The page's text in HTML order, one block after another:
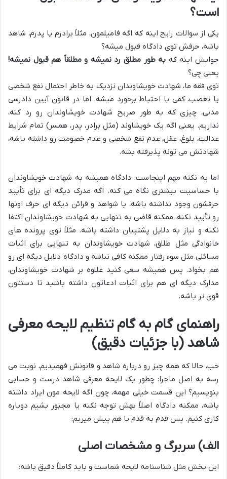
است؟
یکی از سوالات رایج اینه که اگه فامیلمون، مثلاً برادرم یا پدرم، شاهد
باشه، حرفش توی دادگاه قبول میشه؟
جوابش اینه که به طور مطلق رد نمیشه و مطلقاً هم قبول نمیشه!
یعنی چی؟
توی فقه ما، شهادت خویشاوندان نزدیک به خاطر احتمال نفع شخصی
یا تعصب، کمی با احتیاط برخورد میشه. اما در قانون آیین دادرسی
مدنی، چیزی که به طور صریح شهادت خویشاوندان رو رد کنه،
نداریم. یعنی اگه یک خویشاوند (مثل برادر، پدر، همسر) تمام شرایط
عدالت، بلوغ، عقل، عدم نفع شخصی و عدم خصومت رو داشته باشه،
شهادتش می تونه پذیرفته بشه.
اما یه نکته مهم اینجاست: دادگاه همیشه به شهادت خویشاوندان
با حساسیت بیشتری نگاه می کنه. اگه مدرک دیگه ای برای تأیید
حرفشون وجود نداشته باشه، یا شواهد و قرائن دیگه ای حرف اونها
رو تأیید نکنه، ممکنه قاضی به تنهایی به شهادت خویشاوندان اکتفا
نکنه و نیاز به دلایل پشتیبان داشته باشه. مثلاً توی پرونده های
خانوادگی مثل طلاق، شهادت خویشاوندان به تنهایی برای اثبات
مسائلی مثل سوء رفتار ممکنه کافی نباشه و دادگاه دلایل دیگه ای رو
هم بخواد. پس همیشه سعی کنید علاوه بر شهادت خویشاوندان،
مدارک دیگه ای هم برای اثبات ادعاتون داشته باشید تا دستتون
قوی تر باشه.
راهنمای گام به گام تنظیم لایحه معرفی
شاهد (با جزئیات دقیق)
خب، حالا که همه چیز رو درباره شاهد و قانونش فهمیدیم، نوبت می
رسه به اصل ماجرا: چطور یک لایحه معرفی شاهد درست و حسابی
بنویسیم؟ این قسمت خیلی مهمه، چون اگه لایحه مون ایراد داشته
باشه، ممکنه دادگاه اصلاً بهش توجه نکنه یا مجبور بشیم دوباره
کاری کنیم. پس قدم به قدم با هم پیش میریم:
الف) سربرگ و مشخصات اصلی
این بخش مثل شناسنامه لایحه شماست و باید کاملاً دقیق باشه: